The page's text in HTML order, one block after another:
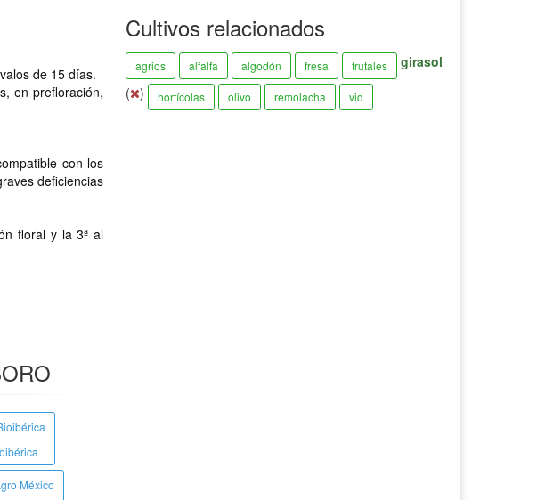
de 15 días.
en prefloración,
con los
deficiencias
floral y la 3ª al
Cultivos relacionados
agrios alfalfa algodón fresa frutales
girasol
( ) hortícolas olivo remolacha vid